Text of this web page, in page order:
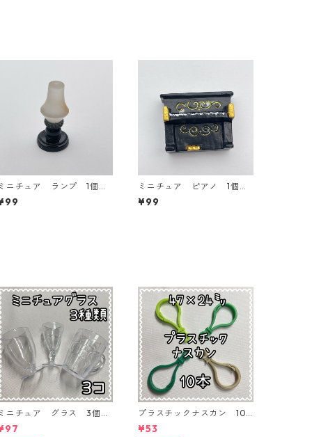
ミニチュア ランプ 1個入
【MNT-sa-10】
ミニチュア ピアノ 1個入
り【MNT-sa-09】
¥99
ミニチュア グラス 3個入
【MNT-GLS-3P-01】
プラスチックナスカン 10
本入り【PK-10】
¥53